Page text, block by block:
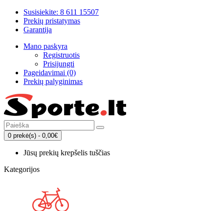
Susisiekite: 8 611 15507
Prekių pristatymas
Garantija
Mano paskyra
Registruotis
Prisijungti
Pageidavimai (0)
Prekių palyginimas
0 prekė(s) - 0,00€
Jūsų prekių krepšelis tuščias
Kategorijos